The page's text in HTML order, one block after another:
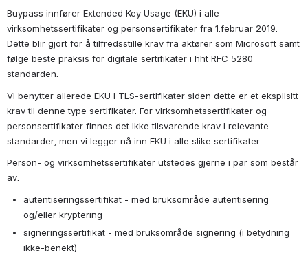
Buypass innfører Extended Key Usage (EKU) i alle
virksomhetssertifikater og personsertifikater fra 1.februar 2019.
Dette blir gjort for å tilfredsstille krav fra aktører som Microsoft samt
følge beste praksis for digitale sertifikater i hht RFC 5280
standarden.
Vi benytter allerede EKU i TLS-sertifikater siden dette er et eksplisitt
krav til denne type sertifikater. For virksomhetssertifikater og
personsertifikater finnes det ikke tilsvarende krav i relevante
standarder, men vi legger nå inn EKU i alle slike sertifikater.
Person- og virksomhetssertifikater utstedes gjerne i par som består
av:
autentiseringssertifikat - med bruksområde autentisering
og/eller kryptering
signeringssertifikat - med bruksområde signering (i betydning
ikke-benekt)